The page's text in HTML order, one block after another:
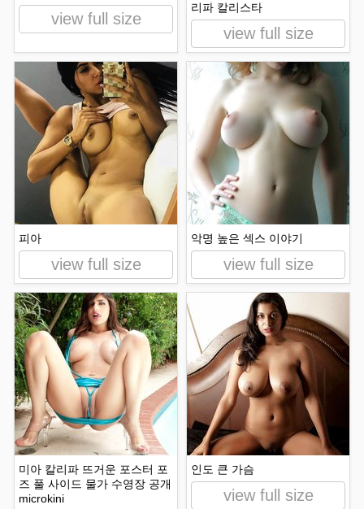
view full size
리파 칼리스타
view full size
피아
view full size
악명 높은 섹스 이야기
view full size
미아 칼리파 뜨거운 포스터 포
즈 풀 사이드 물가 수영장 공개
microkini
인도 큰 가슴
view full size